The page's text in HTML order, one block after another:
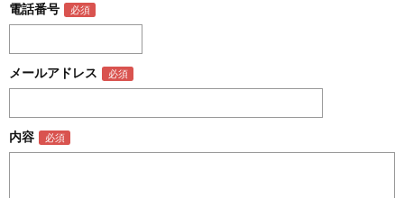
電話番号
メールアドレス
内容